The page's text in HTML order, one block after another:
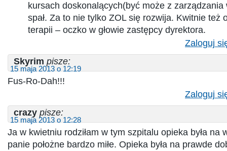
kursach doskonalących(być może z zarządzania
spał. Za to nie tylko ZOL się rozwija. Kwitnie też
terapii – oczko w głowie zastępcy dyrektora.
Zaloguj
Skyrim pisze:
15 maja 2013 o 12:19
Fus-Ro-Dah!!!
Zaloguj
crazy pisze:
15 maja 2013 o 12:28
Ja w kwietniu rodziłam w tym szpitalu opieka była na
panie położne bardzo miłe. Opieka była na prawde